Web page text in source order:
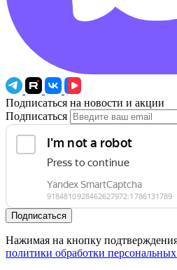
Подписаться на новости и акции
Подписаться
Подписаться
Нажимая на кнопку
политики обработки